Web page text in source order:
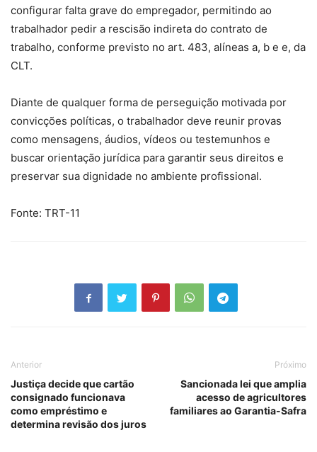
configurar falta grave do empregador, permitindo ao
trabalhador pedir a rescisão indireta do contrato de
trabalho, conforme previsto no art. 483, alíneas a, b e e, da
CLT.
Diante de qualquer forma de perseguição motivada por
convicções políticas, o trabalhador deve reunir provas
como mensagens, áudios, vídeos ou testemunhos e
buscar orientação jurídica para garantir seus direitos e
preservar sua dignidade no ambiente profissional.
Fonte: TRT-11
Anterior
Justiça decide que cartão
consignado funcionava
como empréstimo e
determina revisão dos juros
Próximo
Sancionada lei que amplia
acesso de agricultores
familiares ao Garantia-Safra